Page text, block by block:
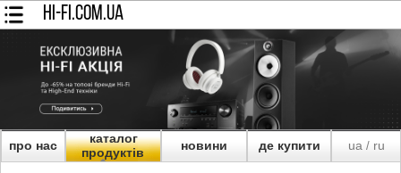
HI-FI.COM.UA
про нас
каталог
продуктів
новини де купити ua/ ru